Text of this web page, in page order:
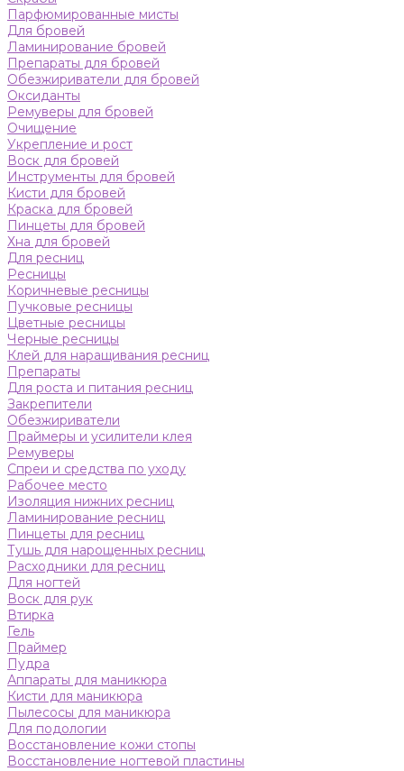
Парфюмированные мисты
Для бровей
Ламинирование бровей
Препараты для бровей
Обезжириватели для бровей
Оксиданты
Ремуверы для бровей
Очищение
Укрепление и рост
Воск для бровей
Инструменты для бровей
Кисти для бровей
Краска для бровей
Пинцеты для бровей
Хна для бровей
Для ресниц
Ресницы
Коричневые ресницы
Пучковые ресницы
Цветные ресницы
Черные ресницы
Клей для наращивания ресниц
Препараты
Для роста и питания ресниц
Закрепители
Обезжириватели
Праймеры и усилители клея
Ремуверы
Спреи и средства по уходу
Рабочее место
Изоляция нижних ресниц
Ламинирование ресниц
Пинцеты для ресниц
Тушь для нарощенных ресниц
Расходники для ресниц
Для ногтей
Воск для рук
Втирка
Гель
Праймер
Пудра
Аппараты для маникюра
Кисти для маникюра
Пылесосы для маникюра
Для подологии
Восстановление кожи стопы
Восстановление ногтевой пластины